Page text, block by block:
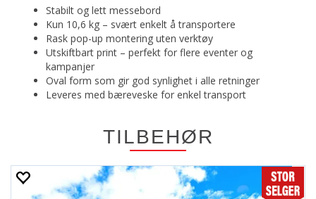
Stabilt og lett messebord
Kun 10,6 kg – svært enkelt å transportere
Rask pop-up montering uten verktøy
Utskiftbart print – perfekt for flere eventer og
kampanjer
Oval form som gir god synlighet i alle retninger
Leveres med bæreveske for enkel transport
TILBEHØR